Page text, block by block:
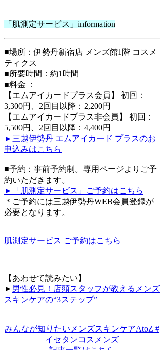
「肌測定サービス」information
■場所：伊勢丹新宿店 メンズ館1階 コスメ
ティクス
■所要時間：約1時間
■料金 ：
【エムアイカードプラス会員】 初回：
3,300円、2回目以降：2,200円
【エムアイカードプラス非会員】 初回：
5,500円、2回目以降：4,400円
►三越伊勢丹 エムアイカード プラスのお
申込みはこちら
■予約：事前予約制。専用ページよりご予
約いただきます。
►「肌測定サービス」ご予約はこちら
＊ご予約には三越伊勢丹WEB会員登録が
必要となります。
肌測定サービス ご予約はこちら
【あわせて読みたい】
► 男性必見！店頭スタッフが教えるメンズ
スキンケアの“3ステップ”
みんなが知りたいメンズスキンケアAtoZ #
イセタンコスメンズ